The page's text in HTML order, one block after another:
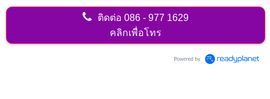
ติดต่อ 086 - 977 1629
คลิกเพื่อโทร